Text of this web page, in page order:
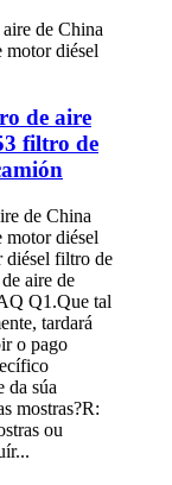
de aire
filtro de
de China
motor diésel
diésel filtro de
aire de
Q1.Que tal
tardará
o pago
da súa
mostras?R:
ou